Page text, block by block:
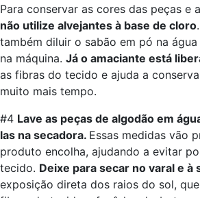
Para conservar as cores das peças e
não utilize alvejantes à base de cloro
também diluir o sabão em pó na
na máquina. Já o amaciante está
as fibras do tecido e ajuda a
muito mais tempo.
#4 Lave as peças de algodão em
las na secadora. Essas medidas vão
produto encolha, ajudando a evitar
tecido. Deixe para secar no varal e à
exposição direta dos raios do sol,